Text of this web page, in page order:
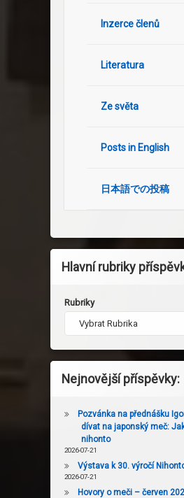
Inzerce členů
Literatura
Ze světa
Posts in English
日本語での投稿
Hlavní rubriky
Rubriky
Nejnovější příspěvky:
Pozvánka na přednášku
dívat na japonský meč:
nihonto
2026-07-21
Výstava k 30. výročí
2026-07-21
Hovory o meči – červen